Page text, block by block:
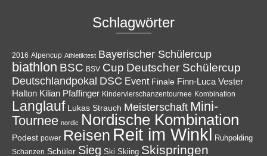
Schlagwörter
2016 Alpencup Athletiktest Bayerischer Schülercup
biathlon BSC BSV Cup Deutscher Schülercup
Deutschlandpokal DSC Event Finale Finn-Luca Vester
Halton Kilian Pfaffinger Kindervierschanzentournee Kombination
Langlauf Lukas Strauch Meisterschaft Mini-
Tournee nordic Nordische Kombination
Podest power Reisen Reit im Winkl Ruhpolding
Schanzen Schüler Sieg Ski Skiing Skispringen